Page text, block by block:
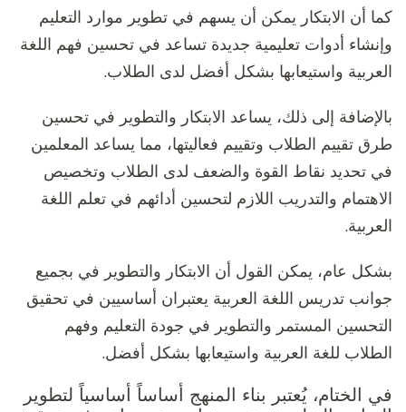
كما أن الابتكار يمكن أن يسهم في تطوير موارد التعليم
وإنشاء أدوات تعليمية جديدة تساعد في تحسين فهم اللغة
العربية واستيعابها بشكل أفضل لدى الطلاب.
بالإضافة إلى ذلك، يساعد الابتكار والتطوير في تحسين
طرق تقييم الطلاب وتقييم فعاليتها، مما يساعد المعلمين
في تحديد نقاط القوة والضعف لدى الطلاب وتخصيص
الاهتمام والتدريب اللازم لتحسين أدائهم في تعلم اللغة
العربية.
بشكل عام، يمكن القول أن الابتكار والتطوير في بجميع
جوانب تدريس اللغة العربية يعتبران أساسيين في تحقيق
التحسين المستمر والتطوير في جودة التعليم وفهم
الطلاب للغة العربية واستيعابها بشكل أفضل.
في الختام، يُعتبر بناء المنهج أساساً أساسياً لتطوير